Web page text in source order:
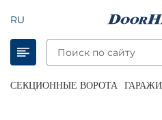
RU
СЕКЦИОННЫЕ ВОРОТА ГАРАЖИ